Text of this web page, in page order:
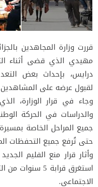
قررت وزارة المجاهدين
مهيدي الذي قضى أثناء
درايس، بإحداث بعض
لقبول عرضه على
وجاء في قرار الوزارة،
والدراسات في الحركة
جميع المراحل الخاصة
حتى تُرفع جميع التحفظات
وأثار قرار منع الفليم
استغرق قرابة 5
الاجتماعي.